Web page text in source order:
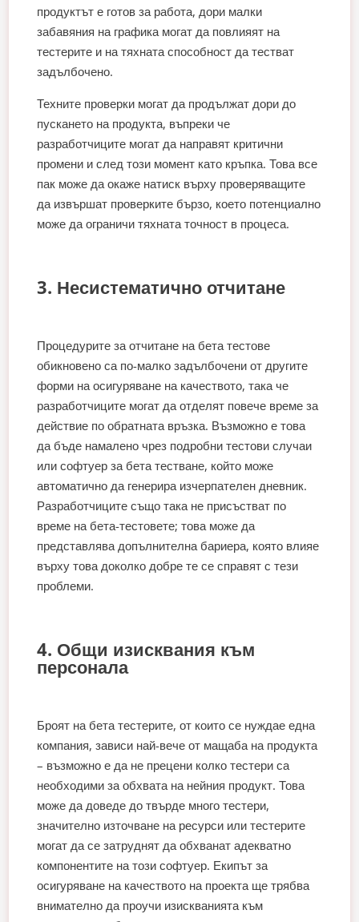
продуктът е готов за работа, дори малки
забавяния на графика могат да повлияят на
тестерите и на тяхната способност да тестват
задълбочено.
Техните проверки могат да продължат дори до
пускането на продукта, въпреки че
разработчиците могат да направят критични
промени и след този момент като кръпка. Това все
пак може да окаже натиск върху проверяващите
да извършат проверките бързо, което потенциално
може да ограничи тяхната точност в процеса.
3. Несистематично отчитане
Процедурите за отчитане на бета тестове
обикновено са по-малко задълбочени от другите
форми на осигуряване на качеството, така че
разработчиците могат да отделят повече време за
действие по обратната връзка. Възможно е това
да бъде намалено чрез подробни тестови случаи
или софтуер за бета тестване, който може
автоматично да генерира изчерпателен дневник.
Разработчиците също така не присъстват по
време на бета-тестовете; това може да
представлява допълнителна бариера, която влияе
върху това доколко добре те се справят с тези
проблеми.
4. Общи изисквания към
персонала
Броят на бета тестерите, от които се нуждае една
компания, зависи най-вече от мащаба на продукта
– възможно е да не прецени колко тестери са
необходими за обхвата на нейния продукт. Това
може да доведе до твърде много тестери,
значително източване на ресурси или тестерите
могат да се затруднят да обхванат адекватно
компонентите на този софтуер. Екипът за
осигуряване на качеството на проекта ще трябва
внимателно да проучи изискванията към